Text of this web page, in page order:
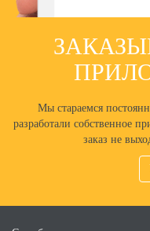
Мы стараемся
разработали собственное
заказ не